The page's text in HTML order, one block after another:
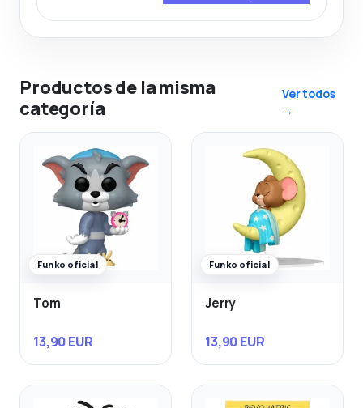
Productos de la misma
categoría
Ver todos
→
Funko oficial
Tom
13,90 EUR
Funko oficial
Jerry
13,90 EUR